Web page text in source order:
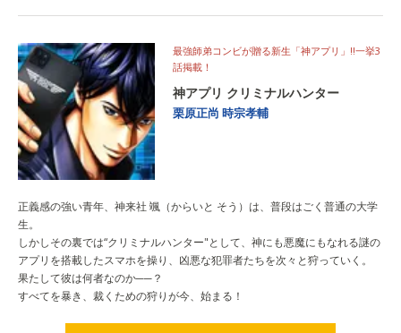
最強師弟コンビが贈る新生「神アプリ」!!一挙3
話掲載！
神アプリ クリミナルハンター
栗原正尚 時宗孝輔
正義感の強い青年、神来社 颯（からいと そう）は、普段はごく普通の大学
生。
しかしその裏では“クリミナルハンター"として、神にも悪魔にもなれる謎の
アプリを搭載したスマホを操り、凶悪な犯罪者たちを次々と狩っていく。
果たして彼は何者なのか──？
すべてを暴き、裁くための狩りが今、始まる！